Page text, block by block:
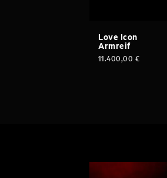
Love Icon
Armreif
11.400,00 €